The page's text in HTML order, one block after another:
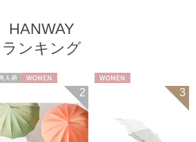
HANWAY
ランキング
2 3